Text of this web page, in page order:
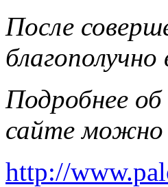
После
благополучно
Подробнее
сайте можно
http://